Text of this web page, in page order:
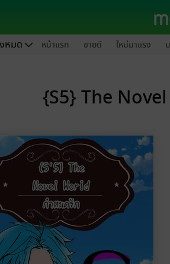
หมด หน้าแรก ขายดี ใหม่มาแรง
{S5} The